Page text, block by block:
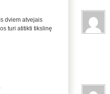
dviem atvejais
turi atitikti tikslinę